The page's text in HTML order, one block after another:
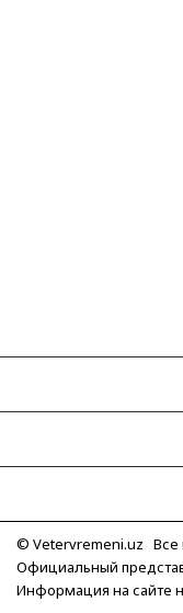
© Vetervremeni.uz Все
Официальный
Информация на сайте